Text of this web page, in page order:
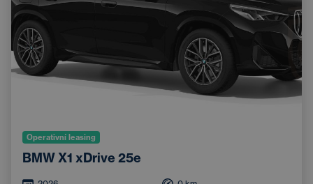
Operativní leasing
BMW X1 xDrive 25e